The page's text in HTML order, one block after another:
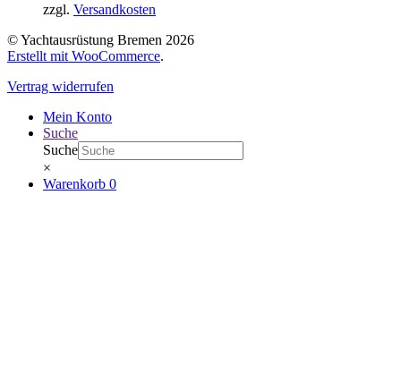
zzgl. Versandkosten
© Yachtausrüstung Bremen 2026
Erstellt mit WooCommerce.
Vertrag widerrufen
Mein Konto
Suche
Suche
×
Warenkorb 0